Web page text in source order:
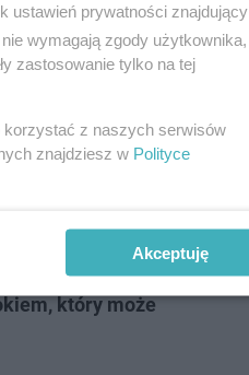
kilka lat. Dziś ma
tym razem chodzi
Na jego
który może
ustawień prywatności znajdujący
wymagają zgody użytkownika,
zastosowanie tylko na tej
korzystać z naszych serwisów
znajdziesz w Polityce
Akceptuję